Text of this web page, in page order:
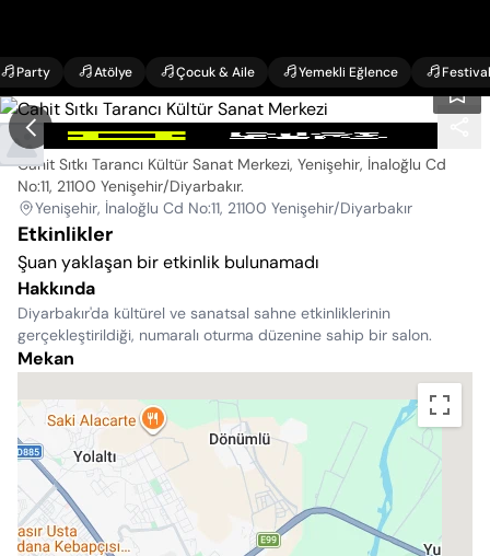
Party Atölye Çocuk & Aile Yemekli Eğlence Festival
Cahit Sıtkı Tarancı Kültür Sanat Merkezi
Cahit Sıtkı Tarancı Kültür Sanat Merkezi, Yenişehir, İnaloğlu Cd
No:11, 21100 Yenişehir/Diyarbakır.
Yenişehir, İnaloğlu Cd No:11, 21100 Yenişehir/Diyarbakır
Etkinlikler
Şuan yaklaşan bir etkinlik bulunamadı
Hakkında
Diyarbakır'da kültürel ve sanatsal sahne etkinliklerinin
gerçekleştirildiği, numaralı oturma düzenine sahip bir salon.
Mekan